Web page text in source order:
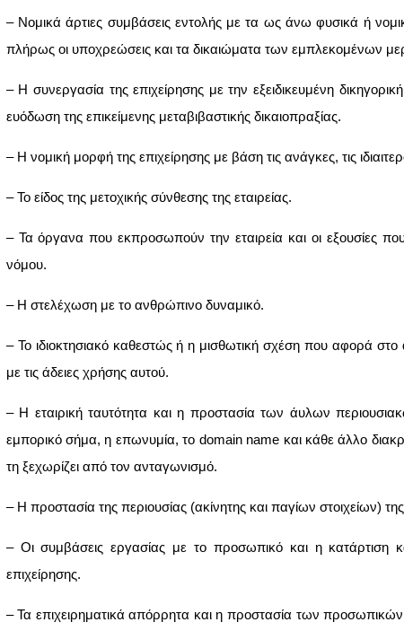
– Νομικά άρτιες συμβάσεις εντολής με τα ως άνω φυσικά ή
πλήρως οι υποχρεώσεις και τα δικαιώματα των εμπλεκομένων
– Η συνεργασία της επιχείρησης με την εξειδικευμένη
ευόδωση της επικείμενης μεταβιβαστικής δικαιοπραξίας.
– Η νομική μορφή της επιχείρησης με βάση τις ανάγκες, τις
– Το είδος της μετοχικής σύνθεσης της εταιρείας.
– Τα όργανα που εκπροσωπούν την εταιρεία και οι εξουσίες
νόμου.
– Η στελέχωση με το ανθρώπινο δυναμικό.
– Το ιδιοκτησιακό καθεστώς ή η μισθωτική σχέση που αφορά στο
με τις άδειες χρήσης αυτού.
– Η εταιρική ταυτότητα και η προστασία των άυλων
εμπορικό σήμα, η επωνυμία, το domain name και κάθε άλλο
τη ξεχωρίζει από τον ανταγωνισμό.
– Η προστασία της περιουσίας (ακίνητης και παγίων στοιχείων)
– Οι συμβάσεις εργασίας με το προσωπικό και η κατάρτιση
επιχείρησης.
– Τα επιχειρηματικά απόρρητα και η προστασία των